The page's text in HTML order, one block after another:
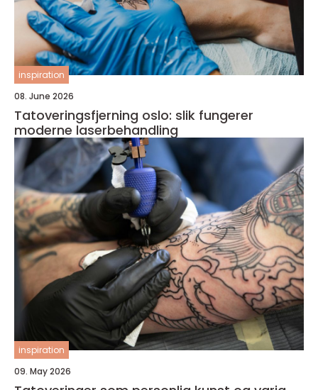
inspiration
08. June 2026
Tatoveringsfjerning oslo: slik fungerer
moderne laserbehandling
inspiration
09. May 2026